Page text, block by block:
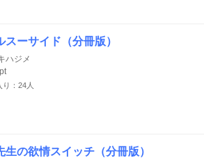
スーサイド（分冊版）
ハジメ
り：24人
生の欲情スイッチ（分冊版）